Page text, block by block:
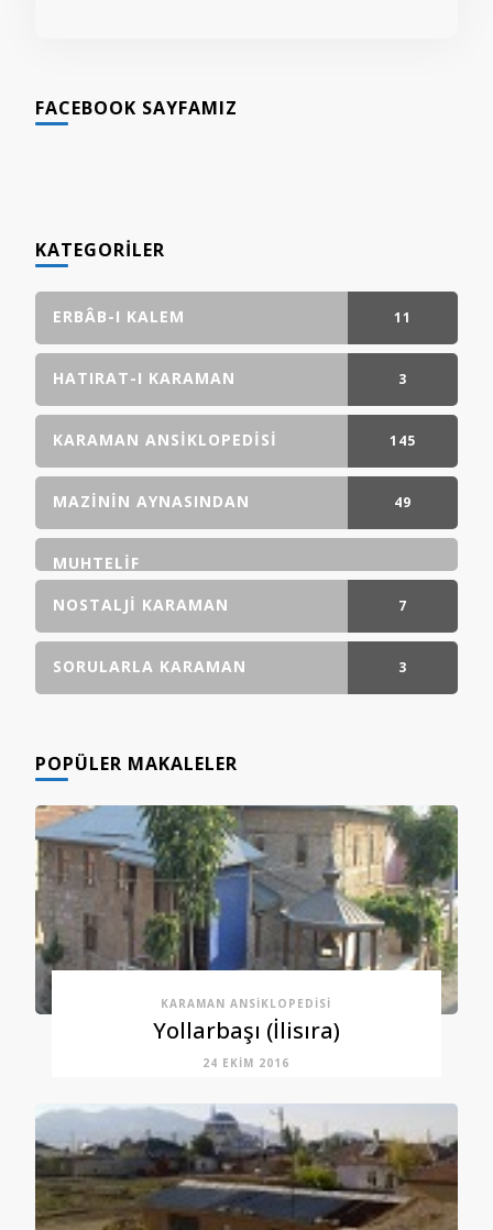
FACEBOOK SAYFAMIZ
KATEGORILER
ERBÂB-I KALEM 11
GÖNDERI(LER)
HATIRAT-I KARAMAN 3
GÖNDERI(LER)
KARAMAN ANSIKLOPEDISI 145
GÖNDERI(LER)
MAZININ AYNASINDAN 49
MUHTELIF
NOSTALJI KARAMAN
7
GÖNDERI(LER)
SORULARLA KARAMAN 3
POPÜLER MAKALELER
KARAMAN ANSIKLOPEDISI
Yollarbaşı (İlisıra)
24 EKIM 2016